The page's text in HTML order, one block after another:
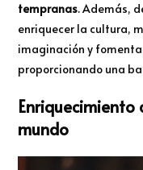
tempranas. Además,
enriquecer la cultura,
imaginación y
proporcionando una
mundo